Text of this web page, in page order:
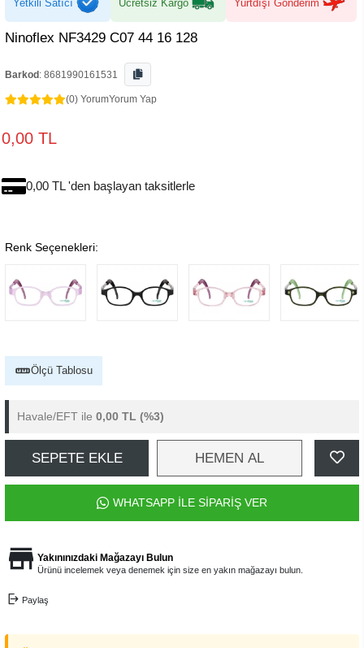
Yetkili Satıcı Ücretsiz Kargo Yurtdışı Gönderim
Ninoflex NF3429 C07 44 16 128
Barkod : 8681990161531
(0) YorumYorum Yap
0,00 TL
0,00 TL 'den başlayan taksitlerle
Renk Seçenekleri:
Ölçü Tablosu
Havale/EFT ile 0,00 TL (%3)
SEPETE EKLE HEMEN AL
WHATSAPP İLE SİPARİŞ VER
Yakınınızdaki Mağazayı Bulun
Ürünü incelemek veya denemek için size en yakın mağazayı bulun.
Paylaş